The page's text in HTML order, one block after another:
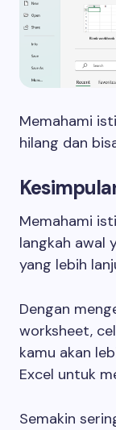
Memahami
hilang dan
Memahami
langkah awal
yang lebih
Dengan
worksheet,
kamu akan
Excel untuk
Semakin